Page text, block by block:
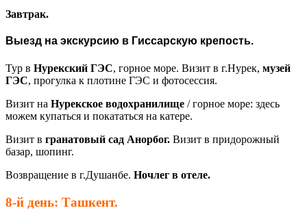
Завтрак.
Выезд на экскурсию в Гиссарскую крепость.
Тур в Нурекский ГЭС, горное море. Визит в г.Нурек, музей
ГЭС, прогулка к плотине ГЭС и фотосессия.
Визит на Нурекское водохранилище / горное море: здесь
можем купаться и покататься на катере.
Визит в гранатовый сад Анорбог. Визит в придорожный
базар, шопинг.
Возвращение в г.Душанбе. Ночлег в отеле.
8-й день: Ташкент.